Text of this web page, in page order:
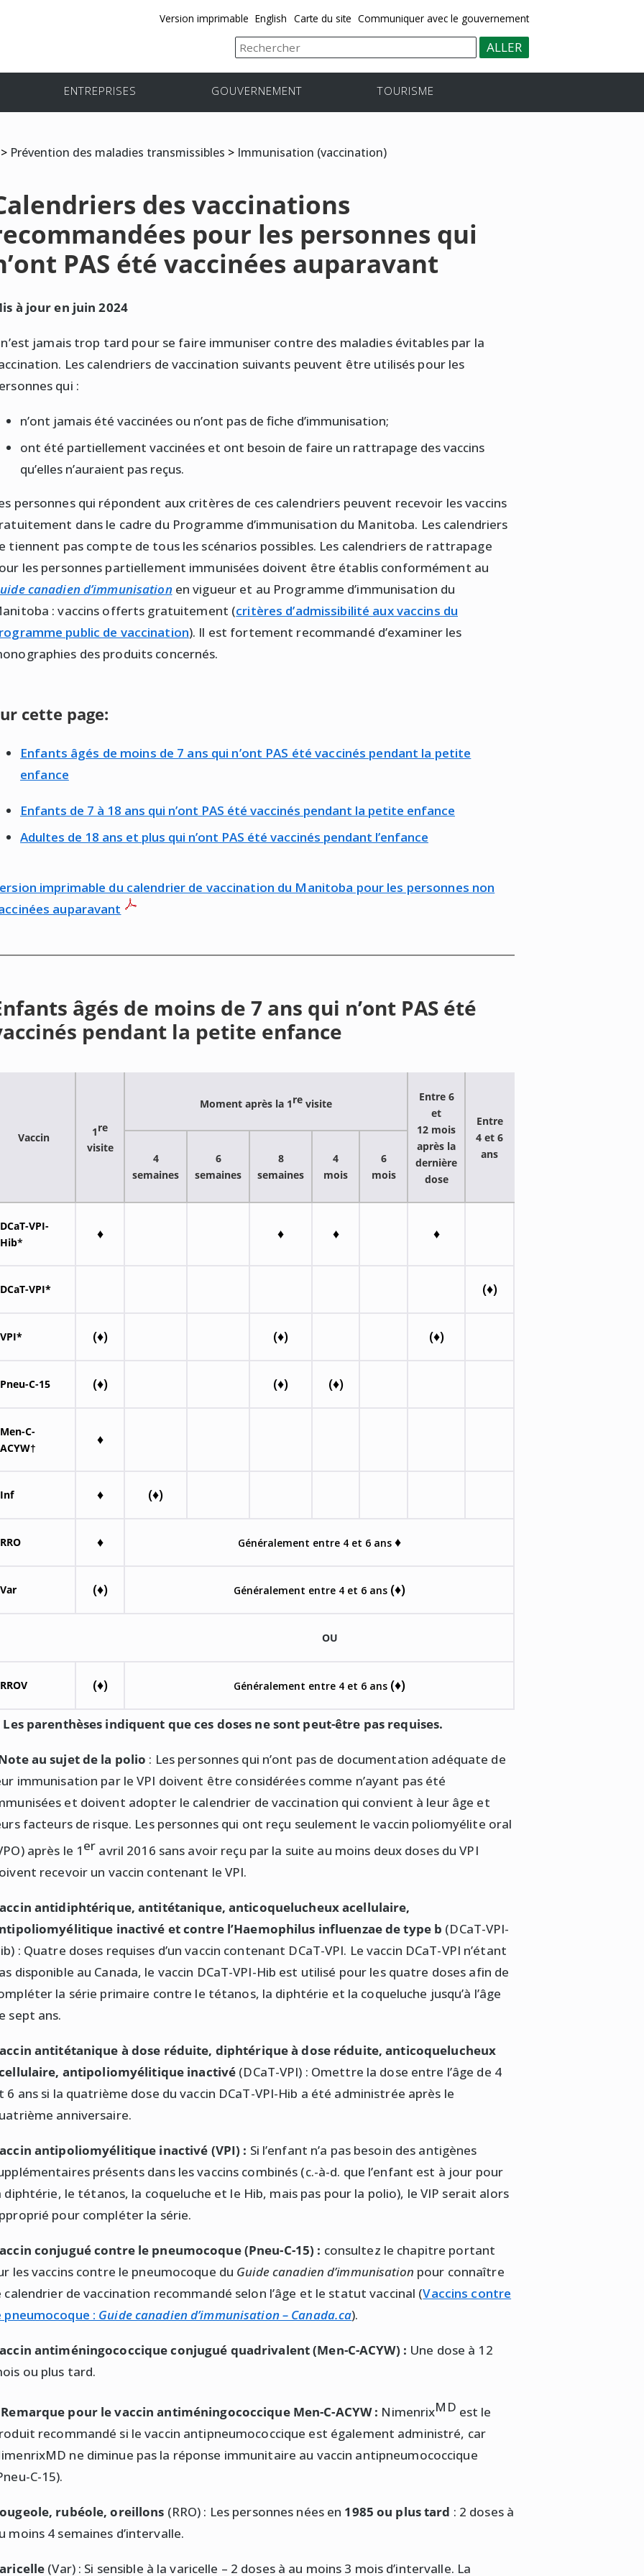
Version imprimable English Carte du site Communiquer avec le gouvernement
ENTREPRISES GOUVERNEMENT TOURISME
> Prévention des maladies transmissibles > Immunisation (vaccination)
des vaccinations
pour les personnes qui
PAS été vaccinées auparavant
à jour en juin 2024
n’est jamais trop tard pour se faire immuniser contre des maladies évitables par la
Les calendriers de vaccination suivants peuvent être utilisés pour les
qui :
n’ont jamais été vaccinées ou n’ont pas de fiche d’immunisation;
ont été partiellement vaccinées et ont besoin de faire un rattrapage des vaccins
qu’elles n’auraient pas reçus.
personnes qui répondent aux critères de ces calendriers peuvent recevoir les vaccins
dans le cadre du Programme d’immunisation du Manitoba. Les calendriers
tiennent pas compte de tous les scénarios possibles. Les calendriers de rattrapage
les personnes partiellement immunisées doivent être établis conformément au
canadien d’immunisationen vigueur et au Programme d’immunisation du
: vaccins offerts gratuitement (critères d’admissibilité aux vaccins du
public de vaccination). Il est fortement recommandé d’examiner les
des produits concernés.
cette page:
Enfants âgés de moins de 7 ans qui n’ont PAS été vaccinés pendant la petite
enfance
Enfants de 7 à 18 ans qui n’ont PAS été vaccinés pendant la petite enfance
Adultes de 18 ans et plus qui n’ont PAS été vaccinés pendant l’enfance
imprimable du calendrier de vaccination du Manitoba pour les personnes non
auparavant
âgés de moins de 7 ans qui n’ont PAS été
pendant la petite enfance
Vaccin 1re
visite
Moment après la 1re visite
Entre 6
et
12 mois
après la
dernière
dose
Entre
4 et 6
ans
4
semaines
6
semaines
8
semaines
4
mois
6
mois
DCaT-VPI-
Hib*
♦ ♦ ♦ ♦
DCaT-VPI* (♦)
VPI* (♦) (♦) (♦)
Pneu-C-15 (♦) (♦) (♦)
Men-C-
ACYW†
♦
Inf ♦ (♦)
RRO ♦ Généralement entre 4 et 6 ans ♦
Var (♦) Généralement entre 4 et 6 ans (♦)
OU
RROV (♦) Généralement entre 4 et 6 ans (♦)
Les parenthèses indiquent que ces doses ne sont peut-être pas requises.
au sujet de la polio : Les personnes qui n’ont pas de documentation adéquate de
immunisation par le VPI doivent être considérées comme n’ayant pas été
et doivent adopter le calendrier de vaccination qui convient à leur âge et
facteurs de risque. Les personnes qui ont reçu seulement le vaccin poliomyélite oral
après le 1er avril 2016 sans avoir reçu par la suite au moins deux doses du VPI
recevoir un vaccin contenant le VPI.
antidiphtérique, antitétanique, anticoquelucheux acellulaire,
inactivé et contre l’Haemophilus influenzae de type b (DCaT-VPI-
: Quatre doses requises d’un vaccin contenant DCaT-VPI. Le vaccin DCaT-VPI n’étant
disponible au Canada, le vaccin DCaT-VPI-Hib est utilisé pour les quatre doses afin de
la série primaire contre le tétanos, la diphtérie et la coqueluche jusqu’à l’âge
sept ans.
antitétanique à dose réduite, diphtérique à dose réduite, anticoquelucheux
antipoliomyélitique inactivé (DCaT-VPI) : Omettre la dose entre l’âge de 4
6 ans si la quatrième dose du vaccin DCaT-VPI-Hib a été administrée après le
anniversaire.
antipoliomyélitique inactivé (VPI) : Si l’enfant n’a pas besoin des antigènes
présents dans les vaccins combinés (c.-à-d. que l’enfant est à jour pour
diphtérie, le tétanos, la coqueluche et le Hib, mais pas pour la polio), le VIP serait alors
pour compléter la série.
conjugué contre le pneumocoque (Pneu-C-15) : consultez le chapitre portant
les vaccins contre le pneumocoque du Guide canadien d’immunisation pour connaître
calendrier de vaccination recommandé selon l’âge et le statut vaccinal (Vaccins contre
pneumocoque : Guide canadien d’immunisation – Canada.ca).
antiméningococcique conjugué quadrivalent (Men-C-ACYW) : Une dose à 12
ou plus tard.
Remarque pour le vaccin antiméningococcique Men-C-ACYW : NimenrixMD est le
recommandé si le vaccin antipneumococcique est également administré, car
ne diminue pas la réponse immunitaire au vaccin antipneumococcique
C-15).
rubéole, oreillons (RRO) : Les personnes nées en 1985 ou plus tard : 2 doses à
moins 4 semaines d’intervalle.
(Var) : Si sensible à la varicelle – 2 doses à au moins 3 mois d’intervalle. La